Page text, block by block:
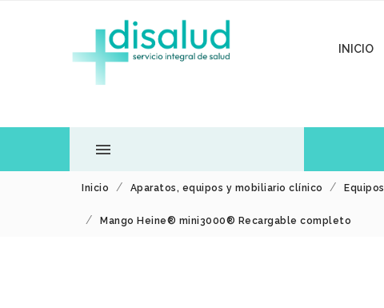
INICIO

TODOS LOS
Inicio Aparatos, equipos y mobiliario clínico
Mango Heine® mini3000® Recargable completo